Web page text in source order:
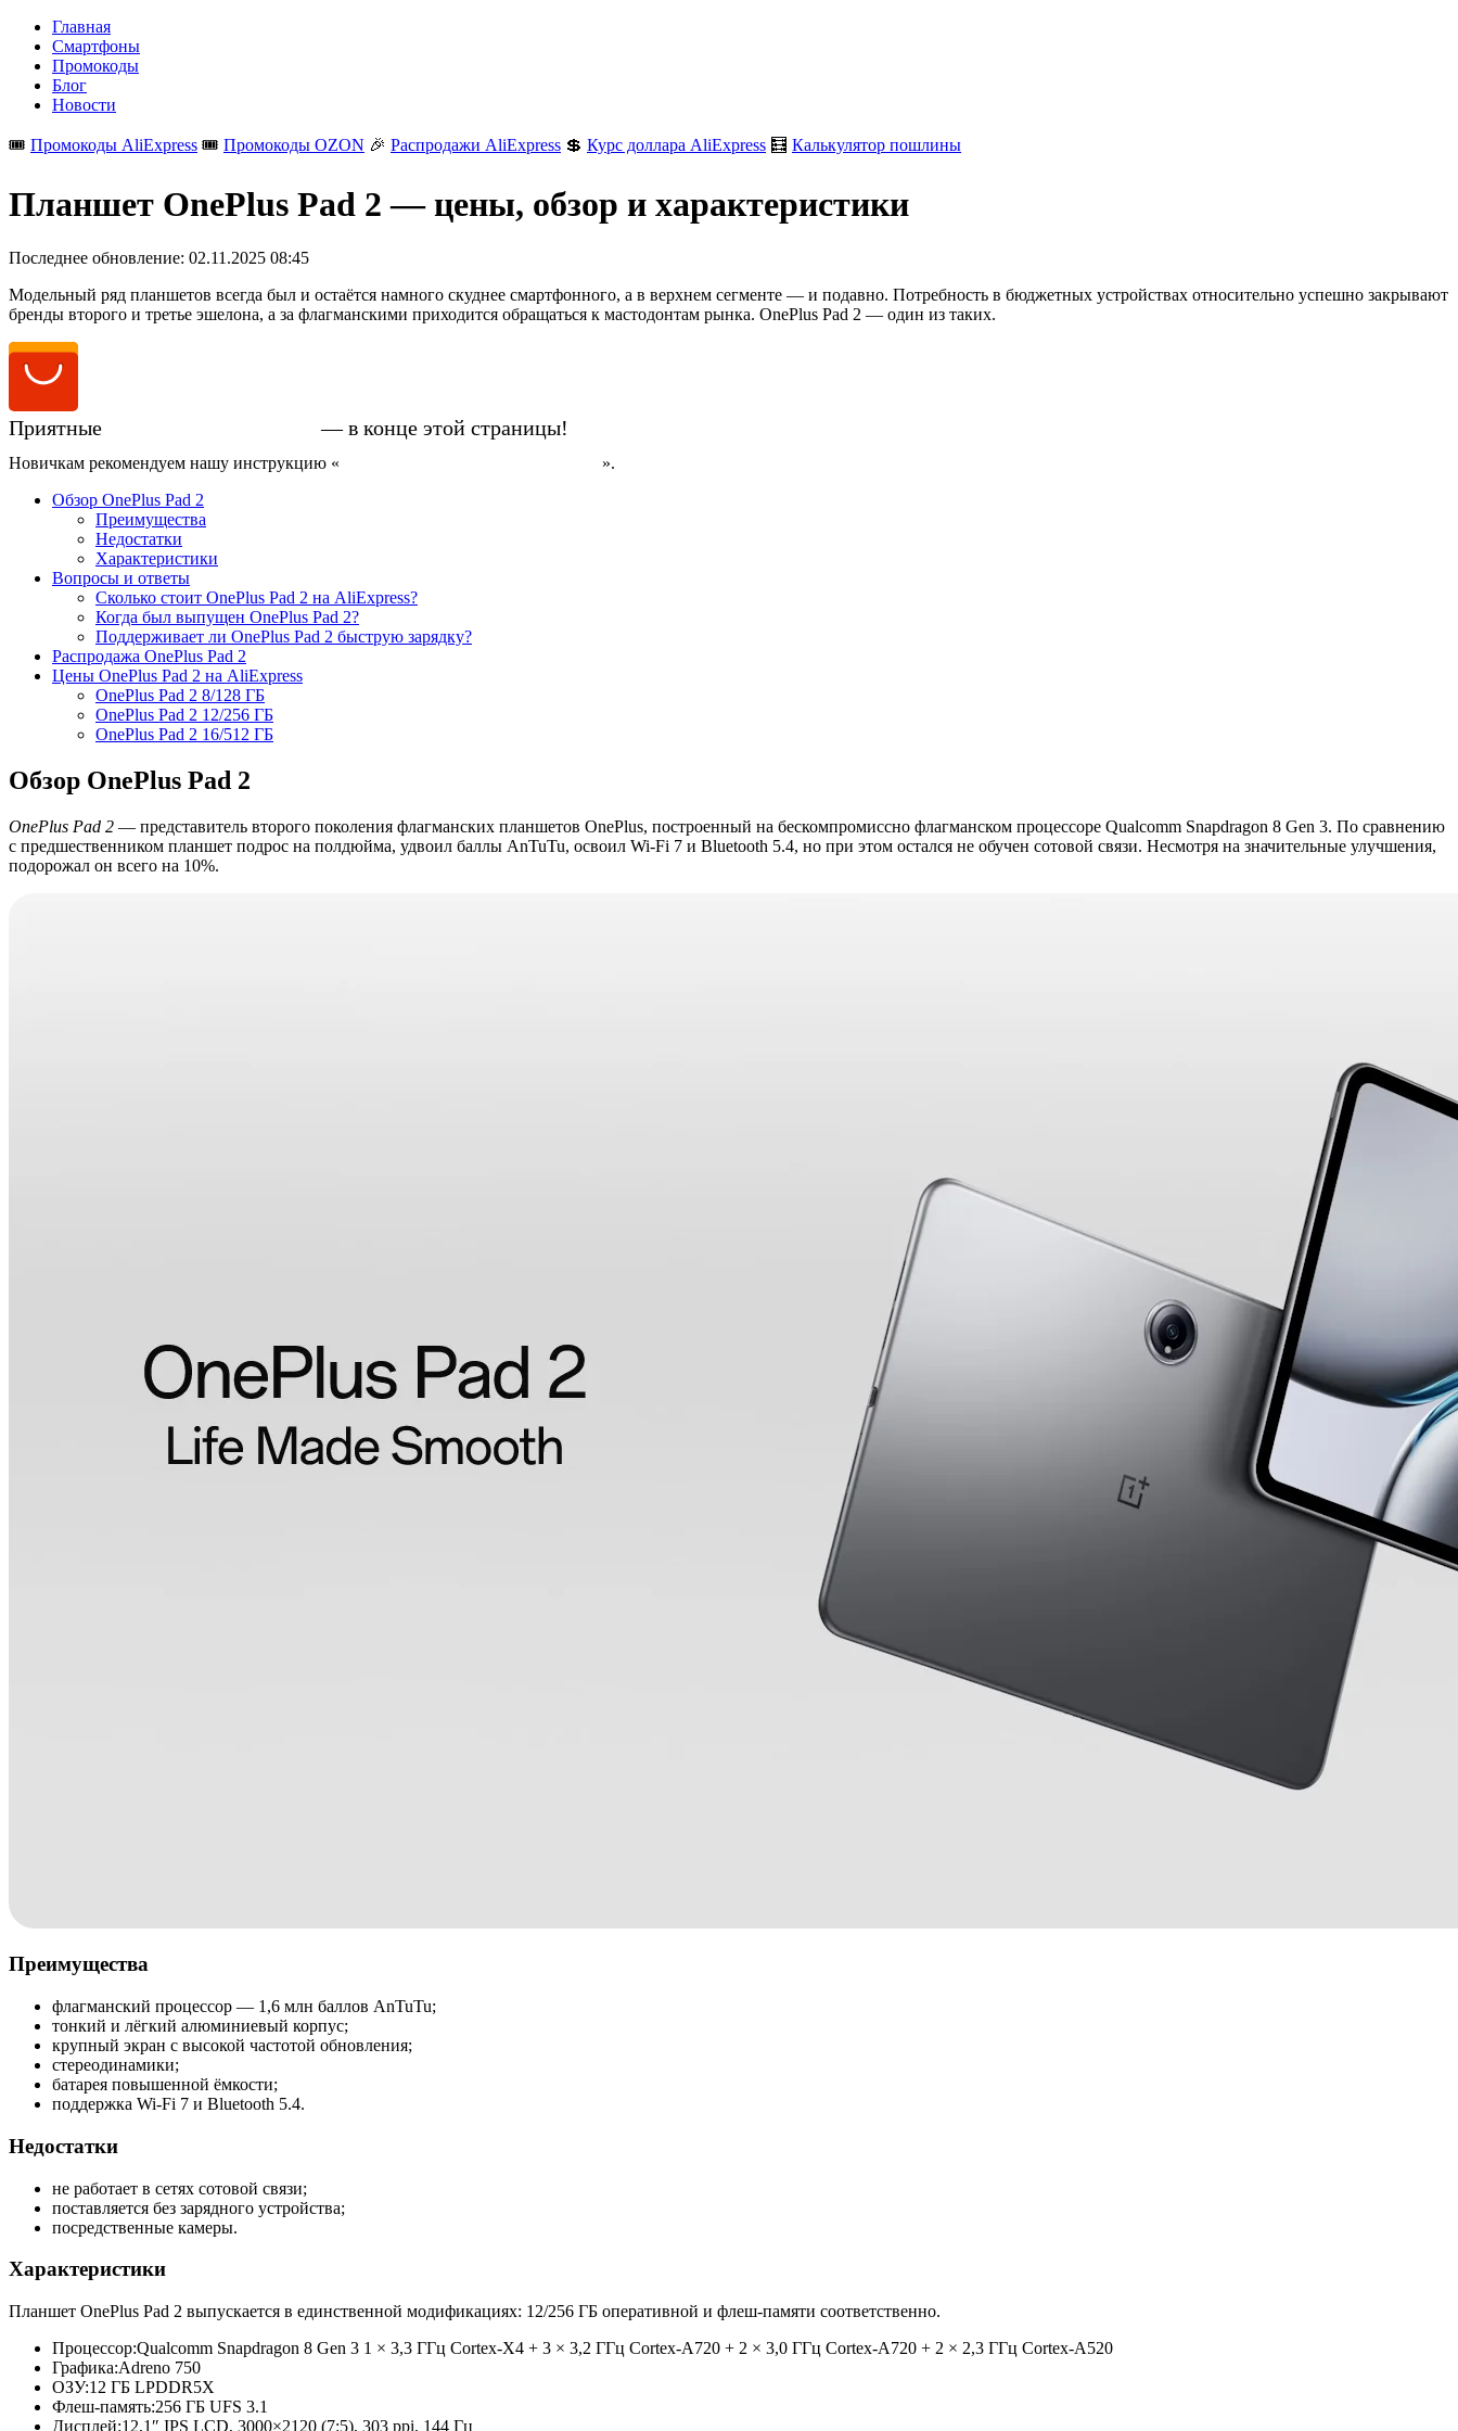
Главная
Смартфоны
Промокоды
Блог
Новости
🎟️ Промокоды AliExpress 🎟️ Промокоды OZON 🎉 Распродажи AliExpress 💲 Курс доллара AliExpress 🧮 Калькулятор пошлины
Планшет OnePlus Pad 2 — цены, обзор и характеристики
Последнее обновление: 02.11.2025 08:45
Модельный ряд планшетов всегда был и остаётся намного скуднее смартфонного, а в верхнем сегменте — и подавно. Потребность в бюджетных устройствах относительно успешно закрывают
бренды второго и третье эшелона, а за флагманскими приходится обращаться к мастодонтам рынка. OnePlus Pad 2 — один из таких.
Приятные — в конце этой страницы!
Новичкам рекомендуем нашу инструкцию «
».
Обзор OnePlus Pad 2
Преимущества
Недостатки
Характеристики
Вопросы и ответы
Сколько стоит OnePlus Pad 2 на AliExpress?
Когда был выпущен OnePlus Pad 2?
Поддерживает ли OnePlus Pad 2 быструю зарядку?
Распродажа OnePlus Pad 2
Цены OnePlus Pad 2 на AliExpress
OnePlus Pad 2 8/128 ГБ
OnePlus Pad 2 12/256 ГБ
OnePlus Pad 2 16/512 ГБ
Обзор OnePlus Pad 2
OnePlus Pad 2 — представитель второго поколения флагманских планшетов OnePlus, построенный на бескомпромиссно флагманском процессоре Qualcomm Snapdragon 8 Gen 3. По сравнению
с предшественником планшет подрос на полдюйма, удвоил баллы AnTuTu, освоил Wi-Fi 7 и Bluetooth 5.4, но при этом остался не обучен сотовой связи. Несмотря на значительные улучшения,
подорожал он всего на 10%.
Преимущества
флагманский процессор — 1,6 млн баллов AnTuTu;
тонкий и лёгкий алюминиевый корпус;
крупный экран с высокой частотой обновления;
стереодинамики;
батарея повышенной ёмкости;
поддержка Wi-Fi 7 и Bluetooth 5.4.
Недостатки
не работает в сетях сотовой связи;
поставляется без зарядного устройства;
посредственные камеры.
Характеристики
Планшет OnePlus Pad 2 выпускается в единственной модификациях: 12/256 ГБ оперативной и флеш-памяти соответственно.
Процессор:Qualcomm Snapdragon 8 Gen 3 1 × 3,3 ГГц Cortex-X4 + 3 × 3,2 ГГц Cortex-A720 + 2 × 3,0 ГГц Cortex-A720 + 2 × 2,3 ГГц Cortex-A520
Графика:Adreno 750
ОЗУ:12 ГБ LPDDR5X
Флеш-память:256 ГБ UFS 3.1
Дисплей:12,1″ IPS LCD, 3000×2120 (7:5), 303 ppi, 144 Гц